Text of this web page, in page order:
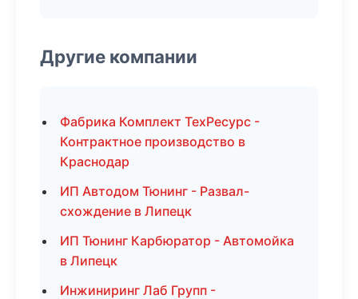
Другие компании
Фабрика Комплект ТехРесурс -
Контрактное производство в
Краснодар
ИП Автодом Тюнинг - Развал-
схождение в Липецк
ИП Тюнинг Карбюратор - Автомойка
в Липецк
Инжиниринг Лаб Групп -